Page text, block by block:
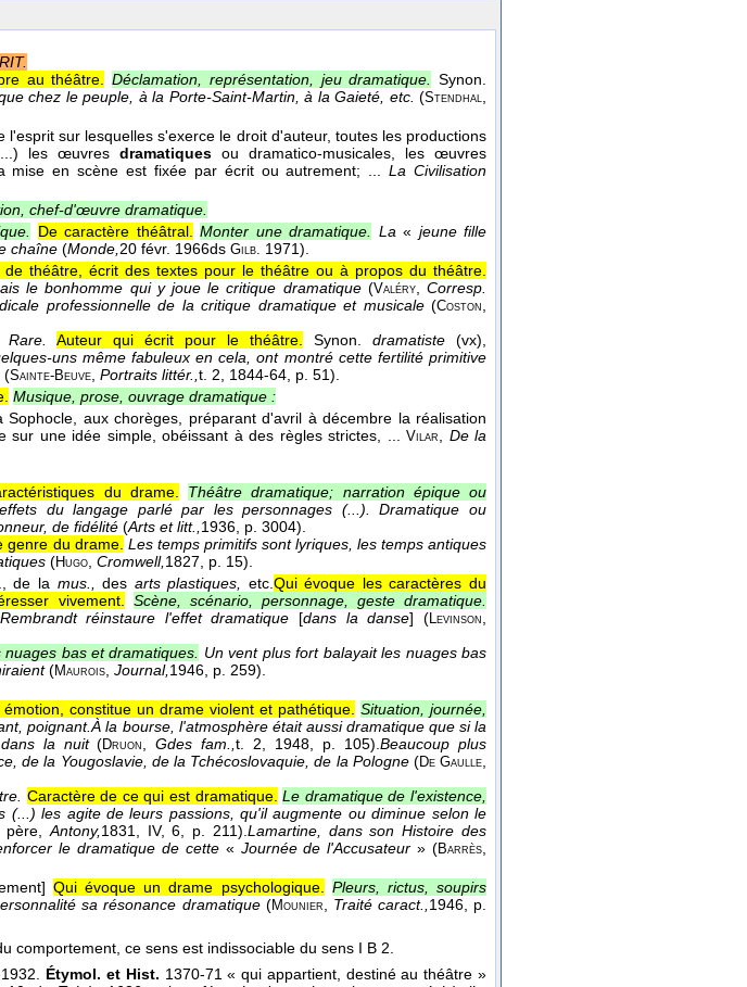
au théâtre. Déclamation, représentation, jeu dramatique. Synon.
chez le peuple, à la Porte-Saint-Martin, à la Gaieté, etc. (Stendhal,
sur lesquelles s'exerce le droit d'auteur, toutes les productions
les œuvres dramatiques ou dramatico-musicales, les œuvres
mise en scène est fixée par écrit ou autrement; ...La Civilisation
chef-d'œuvre dramatique.
De caractère théâtral. Monter une dramatique. La« jeune fille
chaîne (Monde,20 févr. 1966ds Gilb. 1971).
de théâtre, écrit des textes pour le théâtre ou à propos du théâtre.
le bonhomme qui y joue le critique dramatique(Valéry,Corresp.
professionnelle de la critique dramatique et musicale(Coston,
Rare. Auteur qui écrit pour le théâtre. Synon. dramatiste (vx),
uns même fabuleux en cela, ont montré cette fertilité primitive
(Sainte-Beuve, Portraits littér.,t. 2, 1844-64, p. 51).
Musique, prose, ouvrage dramatique :
aux chorèges, préparant d'avril à décembre la réalisation
sur une idée simple, obéissant à des règles strictes, ...Vilar, De la
du drame.
Théâtre dramatique; narration épique ou
du langage parlé par les personnages (...). Dramatique ou
de fidélité (Arts et litt.,1936, p. 3004).
genre du drame. Les temps primitifs sont lyriques, les temps antiques
(Hugo, Cromwell,1827, p. 15).
de la mus.,des arts plastiques, etc.Qui évoque les caractères du
vivement. Scène, scénario, personnage, geste dramatique.
réinstaure l'effet dramatique [dans la danse] (Levinson,
nuages bas et dramatiques. Un vent plus fort balayait les nuages bas
(Maurois, Journal,1946, p. 259).
constitue un drame violent et pathétique. Situation, journée,
poignant.À la bourse, l'atmosphère était aussi dramatique que si la
la nuit(Druon,Gdes fam.,t. 2, 1948, p. 105).Beaucoup plus
de la Yougoslavie, de la Tchécoslovaquie, de la Pologne(De Gaulle,
Caractère de ce qui est dramatique. Le dramatique de l'existence,
(...) les agite de leurs passions, qu'il augmente ou diminue selon le
père,Antony,1831, IV, 6, p. 211).Lamartine, dans son Histoire des
le dramatique de cette« Journée de l'Accusateur » (Barrès,
Qui évoque un drame psychologique. Pleurs, rictus, soupirs
sa résonance dramatique(Mounier, Traité caract.,1946, p.
comportement, ce sens est indissociable du sens I B 2.
Étymol. et Hist. 1370-71 « qui appartient, destiné au théâtre »